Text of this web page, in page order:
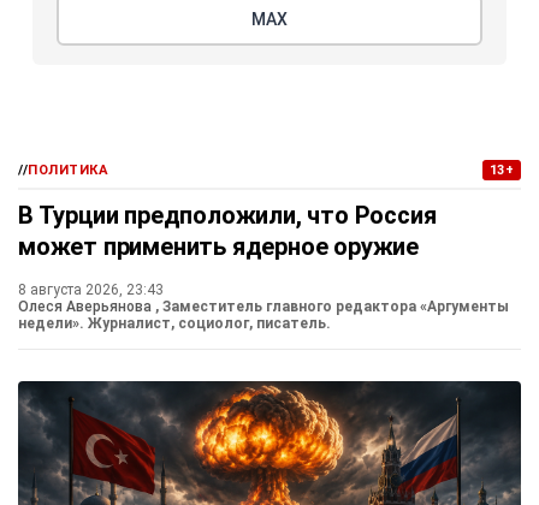
МАХ
//ПОЛИТИКА 13+
В Турции предположили, что Россия
может применить ядерное оружие
8 августа 2026, 23:43
Олеся Аверьянова , Заместитель главного редактора «Аргументы
недели». Журналист, социолог, писатель.